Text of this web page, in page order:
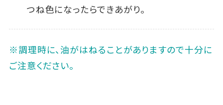
つね色になったらできあがり。
※調理時に、油がはねることがありますので十分に
ご注意ください。